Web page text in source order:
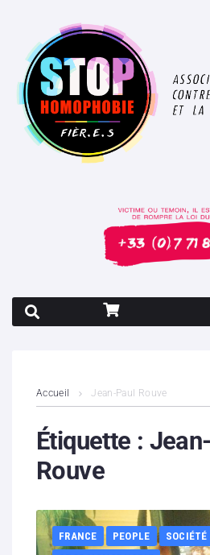
Contenus litigieux
Nous soutenir
Partenaires
Accueil Jean-Paul Rouve
Étiquette :
Rouve
FRANCE PEOPLE
SOCIÉTÉ